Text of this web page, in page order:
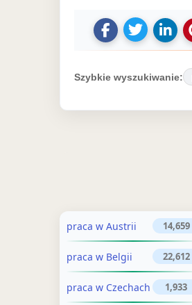
U
d
o
t
j
o
f
e
r
t
U
d
o
t
j
o
g
o
s
D
o
d
j
s
z
e
n
i
e
Szybkie wyszukiwanie:
praca w Austrii 14,659
praca w Belgii 22,612
praca w Czechach 1,933